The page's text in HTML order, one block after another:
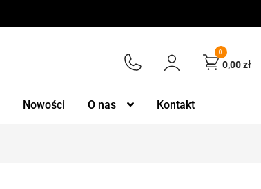
0
0,00zł
Nowości O nas Kontakt